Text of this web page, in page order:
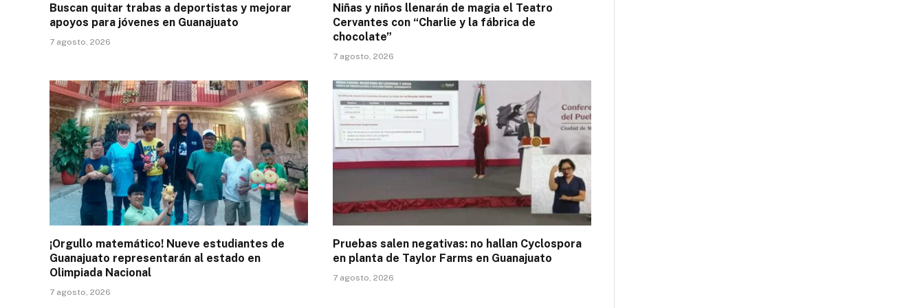
Buscan quitar trabas a deportistas y mejorar
apoyos para jóvenes en Guanajuato
7 agosto, 2026
Niñas y niños llenarán de magia el Teatro
Cervantes con “Charlie y la fábrica de
chocolate”
7 agosto, 2026
¡Orgullo matemático! Nueve estudiantes de
Guanajuato representarán al estado en
Olimpiada Nacional
7 agosto, 2026
Pruebas salen negativas: no hallan Cyclospora
en planta de Taylor Farms en Guanajuato
7 agosto, 2026